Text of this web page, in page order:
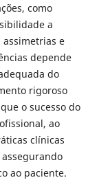
como
a
e
depende
do
rigoroso
o sucesso do
ao
clínicas
ao paciente.